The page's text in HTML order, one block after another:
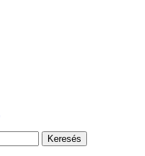
Keresés